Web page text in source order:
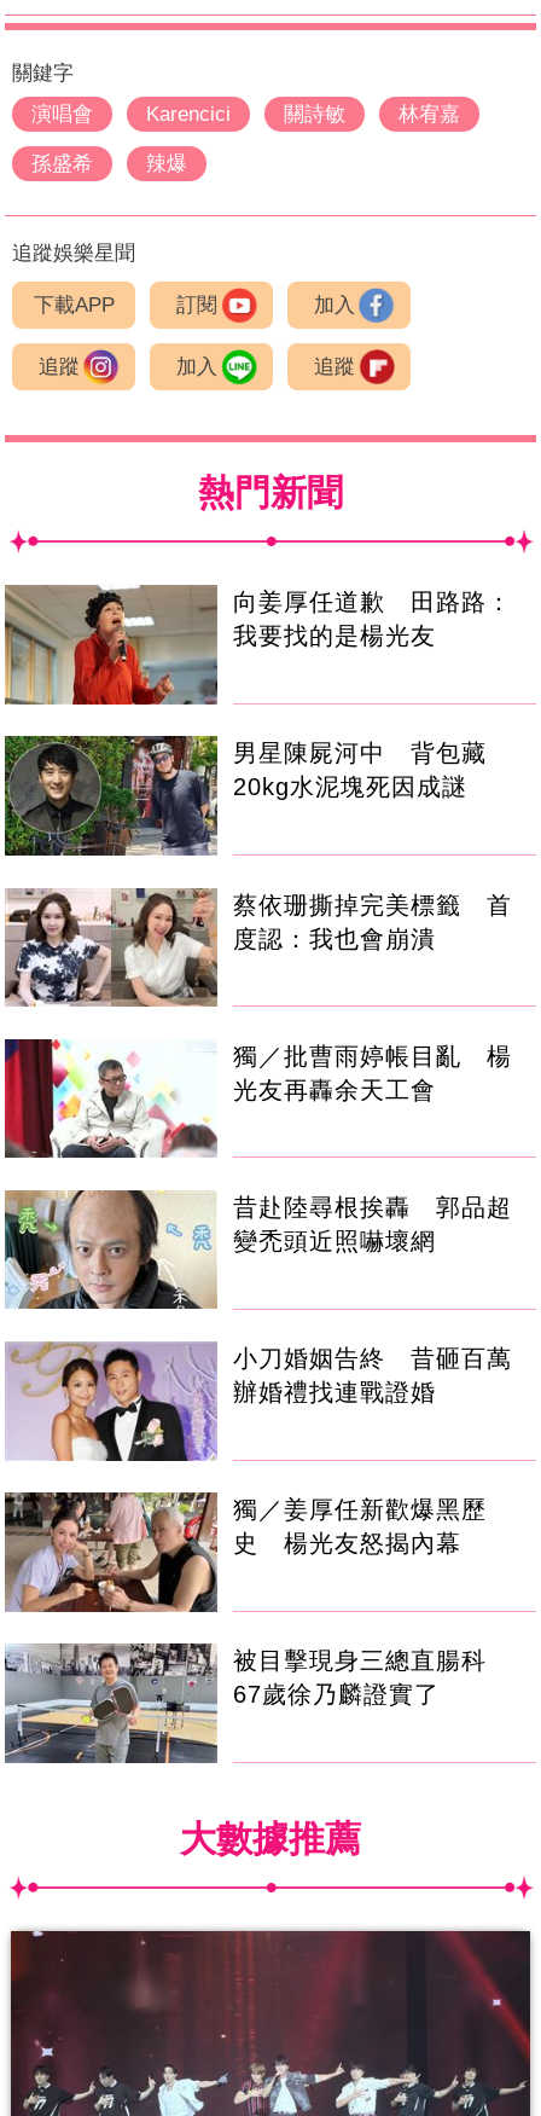
關鍵字
演唱會
Karencici 關詩敏 林宥嘉
孫盛希 辣爆
追蹤娛樂星聞
下載APP 訂閱 加入
追蹤 加入 追蹤
熱門新聞
向姜厚任道歉 田路路：
我要找的是楊光友
男星陳屍河中 背包藏
20kg水泥塊死因成謎
蔡依珊撕掉完美標籤 首
度認：我也會崩潰
獨／批曹雨婷帳目亂 楊
光友再轟余天工會
昔赴陸尋根挨轟 郭品超
變禿頭近照嚇壞網
小刀婚姻告終 昔砸百萬
辦婚禮找連戰證婚
獨／姜厚任新歡爆黑歷
史 楊光友怒揭內幕
被目擊現身三總直腸科
67歲徐乃麟證實了
大數據推薦